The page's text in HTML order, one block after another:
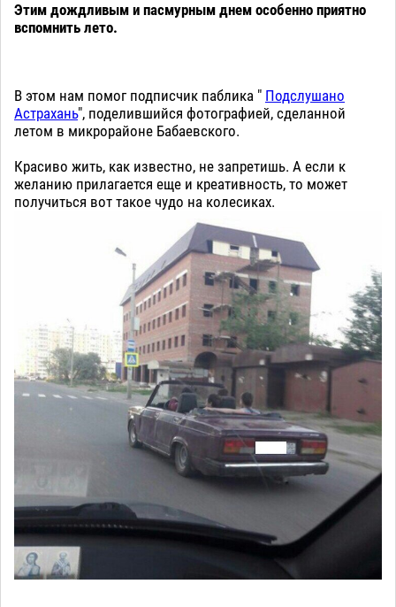
Этим дождливым и пасмурным днем особенно приятно
вспомнить лето.
В этом нам помог подписчик паблика " Подслушано
Астрахань", поделившийся фотографией, сделанной
летом в микрорайоне Бабаевского.
Красиво жить, как известно, не запретишь. А если к
желанию прилагается еще и креативность, то может
получиться вот такое чудо на колесиках.